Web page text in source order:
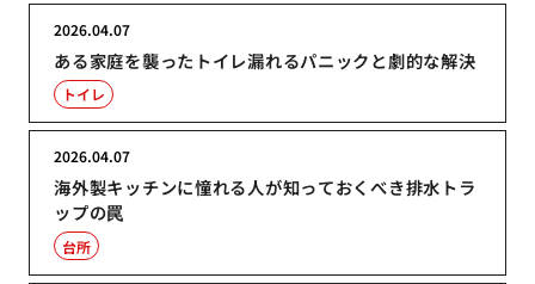
ある家庭を襲ったトイレ漏れるパニックと劇的な解決
2026.04.07
トイレ
海外製キッチンに憧れる人が知っておくべき排水トラ
ップの罠
2026.04.07
台所